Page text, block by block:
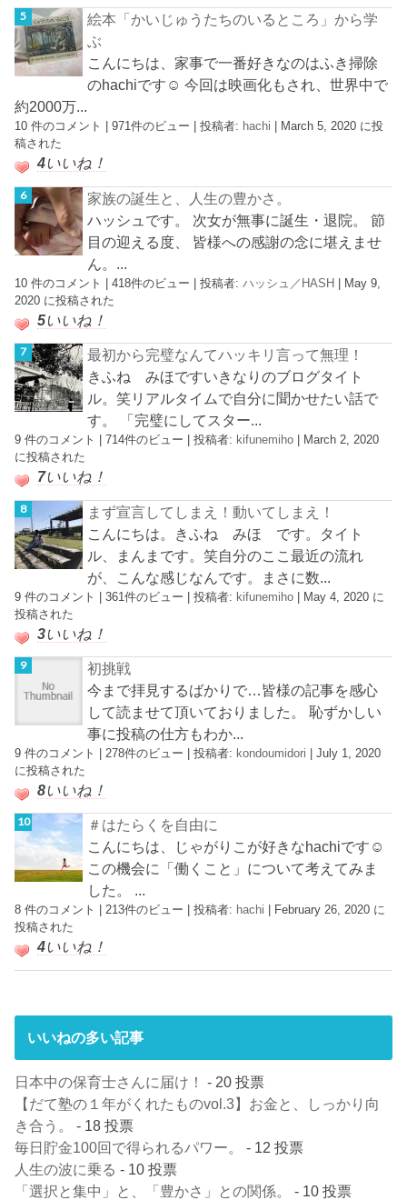
絵本「かいじゅうたちのいるところ」から学
ぶ
こんにちは、家事で一番好きなのはふき掃除
のhachiです☺︎ 今回は映画化もされ、世界中で
約2000万...
10 件のコメント |971件のビュー |投稿者: hachi
March 5, 2020 に投
稿された
4いいね！
家族の誕生と、人生の豊かさ。
ハッシュです。 次女が無事に誕生・退院。 節
目の迎える度、 皆様への感謝の念に堪えませ
ん。...
10 件のコメント |418件のビュー |投稿者:ハッシュ／HASH
May 9,
2020 に投稿された
5いいね！
最初から完璧なんてハッキリ言って無理！
きふね みほですいきなりのブログタイト
ル。笑リアルタイムで自分に聞かせたい話で
す。 「完璧にしてスター...
9 件のコメント |714件のビュー |投稿者: kifunemiho
March 2, 2020
に投稿された
7いいね！
まず宣言してしまえ！動いてしまえ！
こんにちは。きふね みほ です。タイト
ル、まんまです。笑自分のここ最近の流れ
が、こんな感じなんです。まさに数...
9 件のコメント |361件のビュー |投稿者: kifunemiho | May 4, 2020 に
投稿された
3いいね！
初挑戦
今まで拝見するばかりで…皆様の記事を感心
して読ませて頂いておりました。 恥ずかしい
事に投稿の仕方もわか...
9 件のコメント 278件のビュー |投稿者: kondoumidori |July 1, 2020
に投稿された
8いいね！
＃はたらくを自由に
こんにちは、じゃがりこが好きなhachiです☺︎
この機会に「働くこと」について考えてみま
した。 ...
8 件のコメント |213件のビュー |投稿者: hachi
February 26, 2020 に
投稿された
4いいね！
いいねの多い記事
日本中の保育士さんに届け！
- 20 投票
【だて塾の１年がくれたものvol.3】お金と、しっかり向
き合う。
- 18 投票
毎日貯金100回で得られるパワー。
- 12 投票
人生の波に乗る - 10 投票
「選択と集中」と、「豊かさ」との関係。
- 10 投票